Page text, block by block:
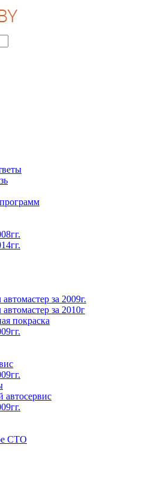
за 2009г.
за 2010г
покраска
СТО